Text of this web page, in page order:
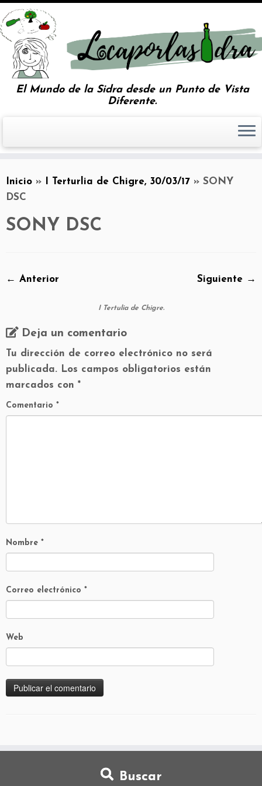
El Mundo de la Sidra desde un Punto de Vista
Diferente.
Inicio » I Terturlia de Chigre, 30/03/17 » SONY
DSC
SONY DSC
← Anterior Siguiente →
I Tertulia de Chigre.
Deja un comentario
Tu dirección de correo electrónico no será
publicada. Los campos obligatorios están
marcados con *
Comentario *
Nombre *
Correo electrónico *
Web
Buscar